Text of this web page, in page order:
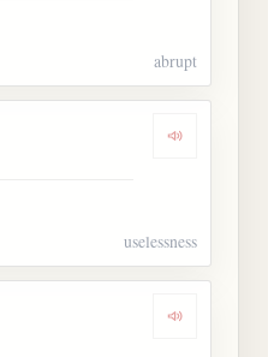
abrupt
Dengarkan
uselessness
Dengarkan